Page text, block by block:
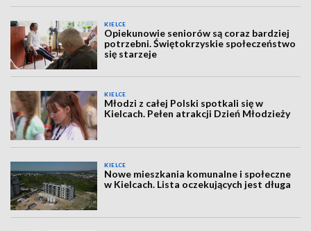
KIELCE
Opiekunowie seniorów są coraz bardziej
potrzebni. Świętokrzyskie społeczeństwo
się starzeje
KIELCE
Młodzi z całej Polski spotkali się w
Kielcach. Pełen atrakcji Dzień Młodzieży
KIELCE
Nowe mieszkania komunalne i społeczne
w Kielcach. Lista oczekujących jest długa